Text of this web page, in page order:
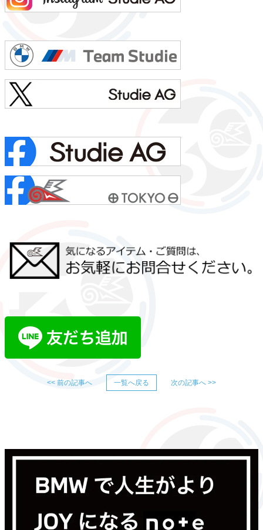
<< 前の記事へ 一覧へ戻る 次の記事へ >>